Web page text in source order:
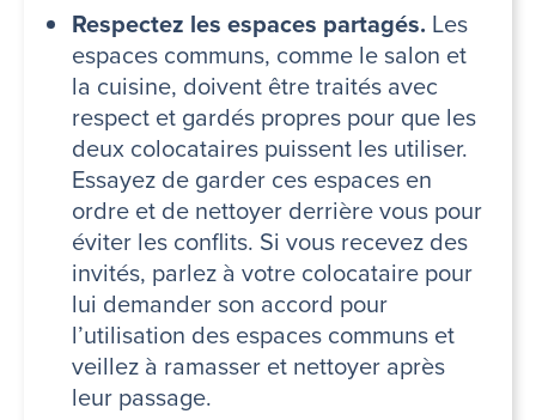
Respectez les espaces partagés. Les
espaces communs, comme le salon et
la cuisine, doivent être traités avec
respect et gardés propres pour que les
deux colocataires puissent les utiliser.
Essayez de garder ces espaces en
ordre et de nettoyer derrière vous pour
éviter les conflits. Si vous recevez des
invités, parlez à votre colocataire pour
lui demander son accord pour
l’utilisation des espaces communs et
veillez à ramasser et nettoyer après
leur passage.